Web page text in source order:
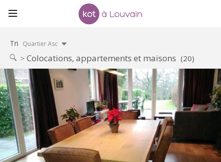
Tri Quartier Asc
Colocations, appartements et maisons (20)
KV 822
Période locative court terme: 08/06/26 - 07/09/26 1 chambre à
louer (occupation simple) dans une colocation de 2 personnes,
avec douche privative dans une maison meublée et toute
équipée avec terrasse, jardin et parking. Cadre vert et tranquille,
située proche du centre ville et des grands axes...